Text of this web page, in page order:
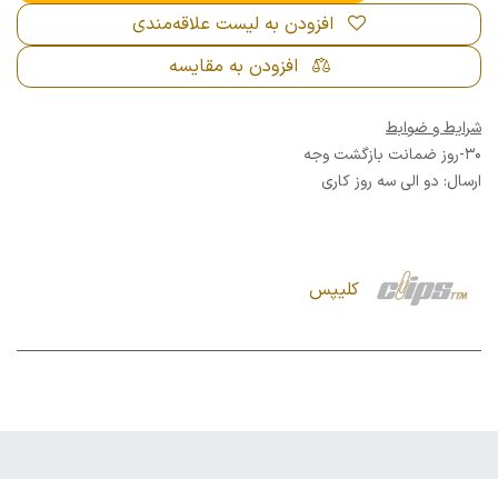
افزودن به مقایسه
افزودن به لیست علاقه‌مندی
شرایط و ضوابط
30-روز ضمانت بازگشت وجه
ارسال: دو الی سه روز کاری
کلیپس